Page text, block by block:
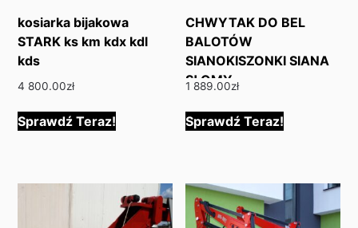
kosiarka bijakowa
STARK ks km kdx kdl
kds
4 800.00zł
Sprawdź Teraz!
CHWYTAK DO BEL
BALOTÓW
SIANOKISZONKI SIANA
SŁOMY
1 889.00zł
Sprawdź Teraz!